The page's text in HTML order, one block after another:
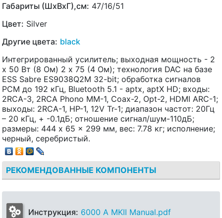
Габариты (ШхВхГ),см: 47/16/51
Цвет: Silver
Другие цвета: black
Интегрированный усилитель; выходная мощность - 2
х 50 Вт (8 Ом) 2 х 75 (4 Ом); технология DAC на базе
ESS Sabre ES9038Q2M 32-bit; обработка сигналов
PCM до 192 кГц, Bluetooth 5.1 - aptx, aptX HD; входы:
2RCA-3, 2RCA Phono MM-1, Coax-2, Opt-2, HDMI ARC-1;
выходы: 2RCA-1, HP-1, 12V Tr-1; диапазон частот: 20Гц
– 20 кГц, + -0.1дБ; отношение сигнал/шум-110дБ;
размеры: 444 x 65 x 299 мм, вес: 7.78 кг; исполнение;
черный, серебристый.
РЕКОМЕНДОВАННЫЕ КОМПОНЕНТЫ
Инструкция: 6000 A MKII Manual.pdf